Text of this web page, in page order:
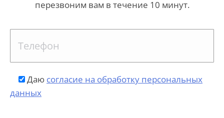
перезвоним вам в течение 10 минут.
Даю согласие на обработку персональных
данных